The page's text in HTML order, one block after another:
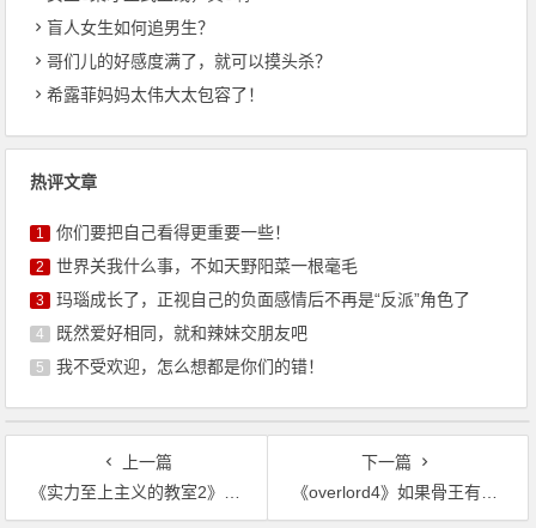
盲人女生如何追男生？
哥们儿的好感度满了，就可以摸头杀？
希露菲妈妈太伟大太包容了！
热评文章
1 你们要把自己看得更重要一些！
2 世界关我什么事，不如天野阳菜一根毫毛
3 玛瑙成长了，正视自己的负面感情后不再是“反派”角色了
4 既然爱好相同，就和辣妹交朋友吧
5 我不受欢迎，怎么想都是你们的错！
上一篇
《实力至上主义的教室2》绫小路清隆抛弃轻井泽惠，是以退为进
下一篇
《overlord4》如果骨王有人脸，看到王子的人头，真会气到飞起来